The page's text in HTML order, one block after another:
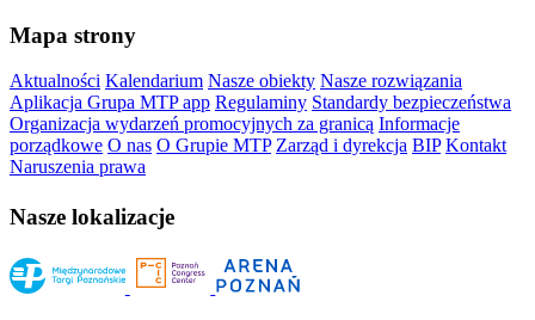
Mapa strony
Aktualności Kalendarium Nasze obiekty Nasze rozwiązania
Aplikacja Grupa MTP app Regulaminy Standardy bezpieczeństwa
Organizacja wydarzeń promocyjnych za granicą Informacje
porządkowe O nas O Grupie MTP Zarząd i dyrekcja BIP Kontakt
Naruszenia prawa
Nasze lokalizacje